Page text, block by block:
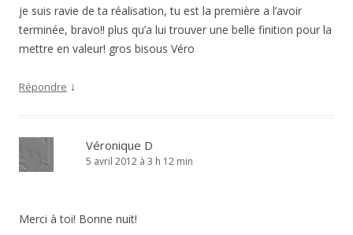
je suis ravie de ta réalisation, tu est la première a l’avoir
terminée, bravo!! plus qu’a lui trouver une belle finition pour la
mettre en valeur! gros bisous Véro
Répondre ↓
Véronique D
5 avril 2012 à 3 h 12 min
Merci à toi! Bonne nuit!